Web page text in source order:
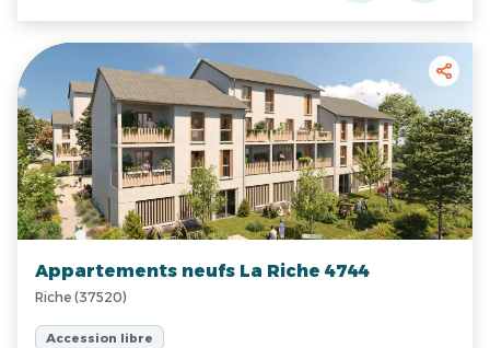
Appartements neufs La Riche 4744
Riche (37520)
Accession libre